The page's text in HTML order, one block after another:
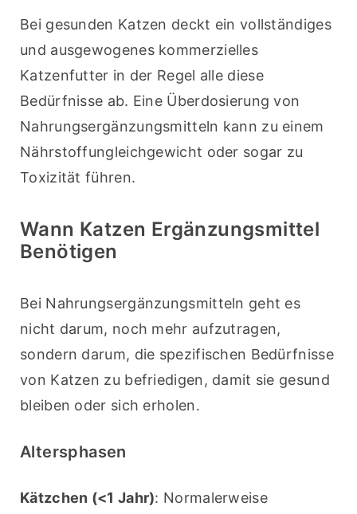
Bei gesunden Katzen deckt ein vollständiges
und ausgewogenes kommerzielles
Katzenfutter in der Regel alle diese
Bedürfnisse ab. Eine Überdosierung von
Nahrungsergänzungsmitteln kann zu einem
Nährstoffungleichgewicht oder sogar zu
Toxizität führen.
Wann Katzen Ergänzungsmittel
Benötigen
Bei Nahrungsergänzungsmitteln geht es
nicht darum, noch mehr aufzutragen,
sondern darum, die spezifischen Bedürfnisse
von Katzen zu befriedigen, damit sie gesund
bleiben oder sich erholen.
Altersphasen
Kätzchen (<1 Jahr): Normalerweise